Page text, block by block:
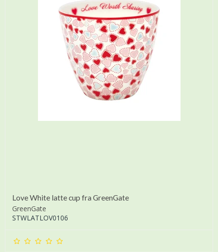
Love White latte cup fra GreenGate
GreenGate
STWLATLOV0106